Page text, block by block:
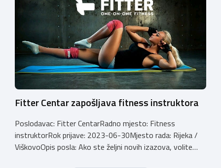
Fitter Centar zapošljava fitness instruktora
Poslodavac: Fitter CentarRadno mjesto: Fitness
instruktorRok prijave: 2023-06-30Mjesto rada: Rijeka /
ViškovoOpis posla: Ako ste željni novih izazova, volite